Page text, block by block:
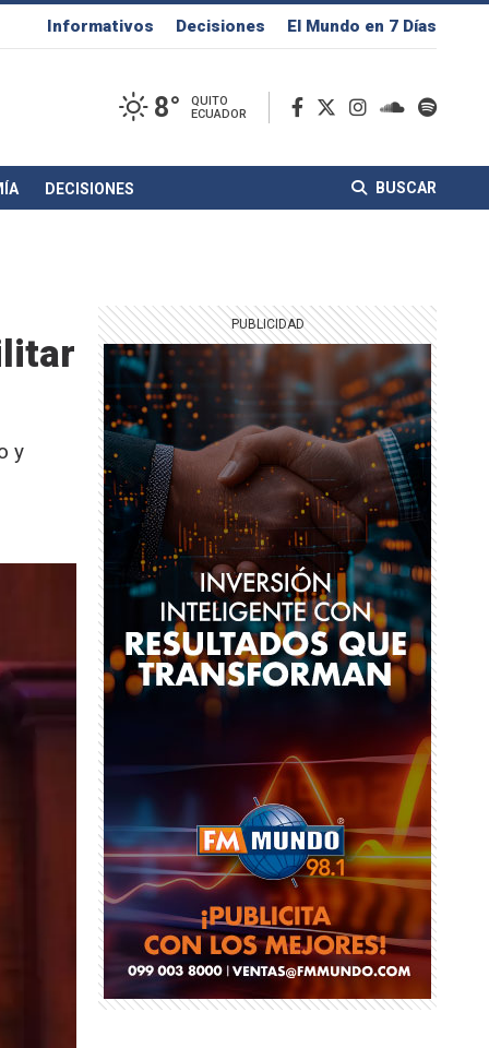
Informativos Decisiones El Mundo en 7 Días
8°
QUITO
ECUADOR
DECISIONES BUSCAR
y